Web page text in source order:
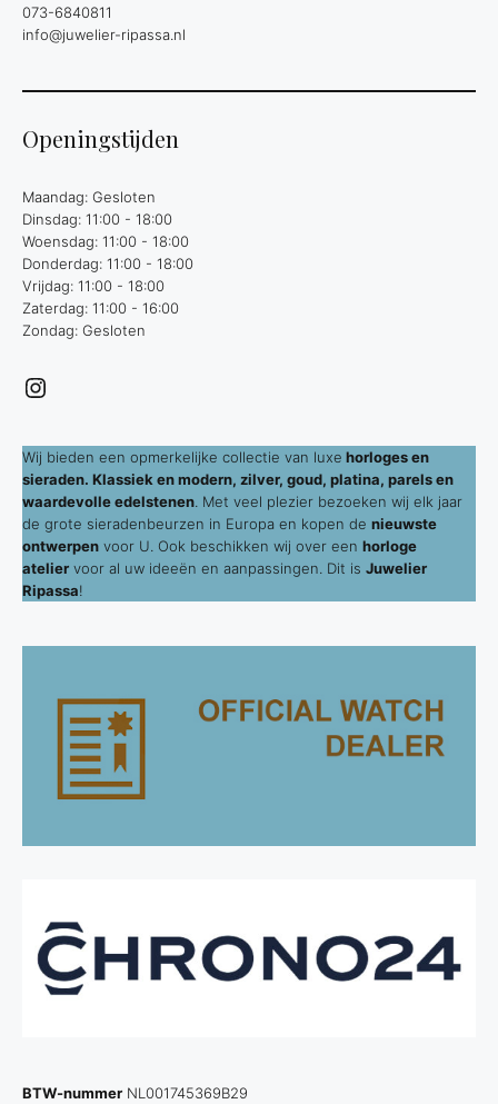
073-6840811
info@juwelier-ripassa.nl
Openingstijden
Maandag: Gesloten
Dinsdag: 11:00 - 18:00
Woensdag: 11:00 - 18:00
Donderdag: 11:00 - 18:00
Vrijdag: 11:00 - 18:00
Zaterdag: 11:00 - 16:00
Zondag: Gesloten
Instagram
Wij bieden een opmerkelijke collectie van luxe horloges en
sieraden. Klassiek en modern, zilver, goud, platina, parels en
waardevolle edelstenen. Met veel plezier bezoeken wij elk jaar
de grote sieradenbeurzen in Europa en kopen de nieuwste
ontwerpen voor U. Ook beschikken wij over een horloge
atelier voor al uw ideeën en aanpassingen. Dit is Juwelier
Ripassa!
BTW-nummer NL001745369B29